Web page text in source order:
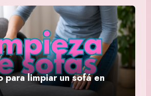
para limpiar un sofá en